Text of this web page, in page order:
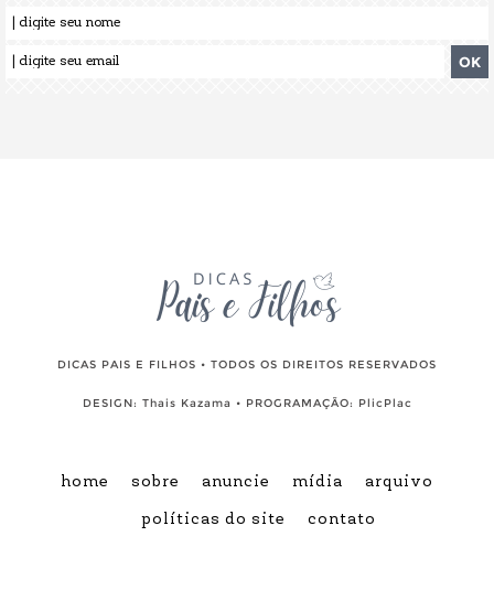
DICAS PAIS E FILHOS • TODOS OS DIREITOS RESERVADOS
DESIGN: Thais Kazama • PROGRAMAÇÃO: PlicPlac
home sobre anuncie mídia arquivo
políticas do site contato